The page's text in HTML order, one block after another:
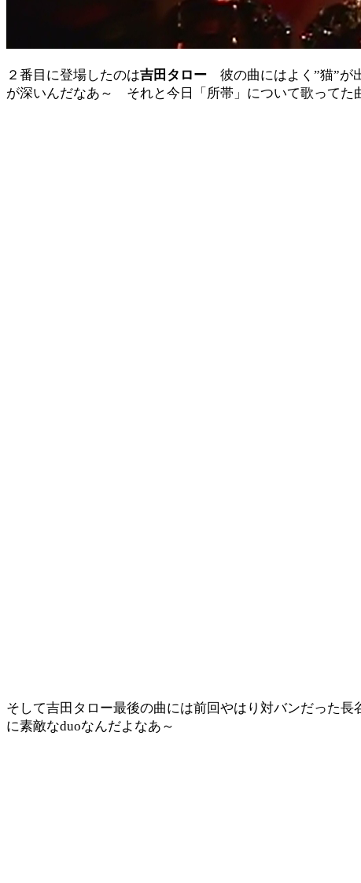
２番目に登場したのは吉田タロー 彼の曲にはよく”猫”が
が深いんだなあ～ それと今日「所帯」について歌ってた
そして吉田タロー最後の曲には前回やはり対バンだった
に素敵なduoなんだよなあ～